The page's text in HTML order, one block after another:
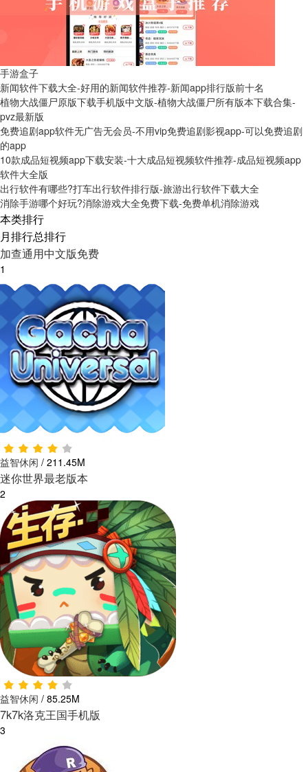
手游盒子
新闻软件下载大全-好用的新闻软件推荐-新闻app排行版前十名
植物大战僵尸原版下载手机版中文版-植物大战僵尸所有版本下载合集-
pvz最新版
免费追剧app软件无广告无会员-不用vip免费追剧影视app-可以免费追剧
的app
10款成品短视频app下载安装-十大成品短视频软件推荐-成品短视频app
软件大全版
出行软件有哪些?打车出行软件排行版-旅游出行软件下载大全
消除手游哪个好玩?消除游戏大全免费下载-免费单机消除游戏
本类排行
月排行总排行
加查通用中文版免费
1
益智休闲 / 211.45M
迷你世界最老版本
2
益智休闲 / 85.25M
7k7k洛克王国手机版
3